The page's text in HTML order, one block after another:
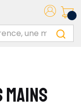
MAINS